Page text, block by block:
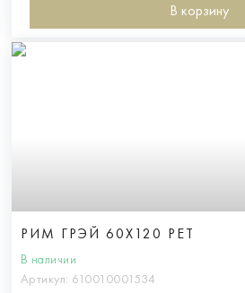
В корзину
РИМ ГРЭЙ 60X120 РЕТ
В наличии
Артикул: 610010001534